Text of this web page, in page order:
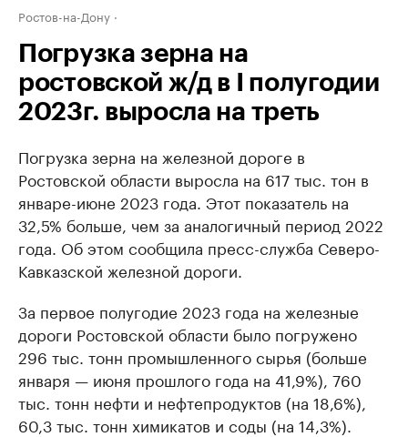
Ростов-на-Дону
Погрузка зерна на
ростовской ж/д в I полугодии
2023г. выросла на треть
Погрузка зерна на железной дороге в
Ростовской области выросла на 617 тыс. тон в
январе-июне 2023 года. Этот показатель на
32,5% больше, чем за аналогичный период 2022
года. Об этом сообщила пресс-служба Северо-
Кавказской железной дороги.
За первое полугодие 2023 года на железные
дороги Ростовской области было погружено
296 тыс. тонн промышленного сырья (больше
января — июня прошлого года на 41,9%), 760
тыс. тонн нефти и нефтепродуктов (на 18,6%),
60,3 тыс. тонн химикатов и соды (на 14,3%).